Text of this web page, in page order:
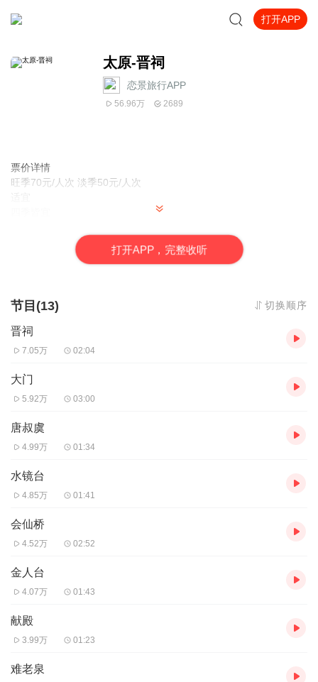
打开APP
太原-晋祠
恋景旅行APP
56.96万 2689
票价详情
旺季70元/人次 淡季50元/人次
0351-6020014
不去参观晋祠，犹如外国友人到北京未去游览紫禁城那样遗憾。”所
以为了您的太原之旅不留下遗憾，咱们接下来就来游览这处历史悠
久地古建筑群落吧。 晋祠是我国现存规模最大的古代园林式祠庙建
筑群，是太原最著名的风景名胜区和游览胜地。关于晋祠的历史是
置身晋祠中，是个不错的选择。 晋祠，又名唐叔虞祠，因纪念姬虞
顺，百姓生活安居乐业。 姬虞的封地古称唐国，叔虞死后，后人为
纪念他，在其封地之内选择了这片依山傍水，风景秀丽的地方修建
了祠堂供奉他，取名“唐叔虞祠”。叔虞的儿子燮父继位后，因境内有
晋水流淌，故将国号由“唐”改为“晋”，这也是山西简称“晋”的由来。
玩。他游完一圈后说如今百姓当家做主，中国已无王侯，便把晋王
祠中的“王”字去掉，改称为晋祠了。 晋祠是北魏历史的一个缩影，
古代人民艺术的结晶吧！镇江醋、保宁醋和福建红曲醋之前，著称
于世。素有“天下第一醋”的盛誉。
打开APP，完整收听
节目(13) 切换顺序
晋祠
7.05万 02:04
大门
5.92万 03:00
唐叔虞
4.99万 01:34
水镜台
4.85万 01:41
会仙桥
4.52万 02:52
金人台
4.07万 01:43
献殿
3.99万 01:23
难老泉